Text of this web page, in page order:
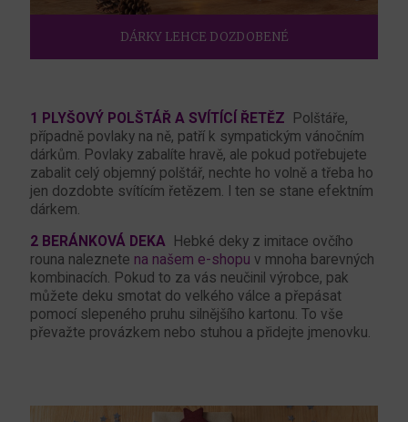
DÁRKY LEHCE DOZDOBENÉ
1 PLYŠOVÝ POLŠTÁŘ A SVÍTÍCÍ ŘETĚZ
Polštáře,
případně povlaky na ně, patří k sympatickým vánočním
dárkům. Povlaky zabalíte hravě, ale pokud potřebujete
zabalit celý objemný polštář, nechte ho volně a třeba ho
jen dozdobte svítícím řetězem. I ten se stane efektním
dárkem.
2 BERÁNKOVÁ DEKA
Hebké deky z imitace ovčího
rouna naleznete na našem e-shopu v mnoha barevných
kombinacích. Pokud to za vás neučinil výrobce, pak
můžete deku smotat do velkého válce a přepásat
pomocí slepeného pruhu silnějšího kartonu. To vše
převažte provázkem nebo stuhou a přidejte jmenovku.